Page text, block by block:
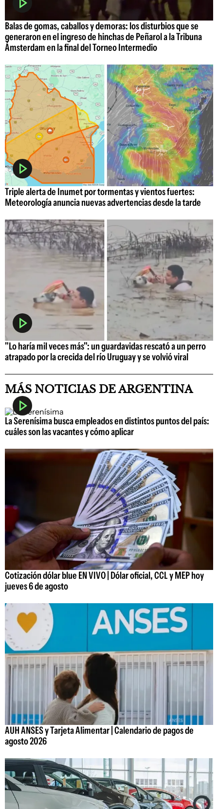
Balas de gomas, caballos y demoras: los disturbios que se
generaron en el ingreso de hinchas de Peñarol a la Tribuna
Ámsterdam en la final del Torneo Intermedio
Triple alerta de Inumet por tormentas y vientos fuertes:
Meteorología anuncia nuevas advertencias desde la tarde
"Lo haría mil veces más": un guardavidas rescató a un perro
atrapado por la crecida del río Uruguay y se volvió viral
MÁS NOTICIAS DE ARGENTINA
La Serenísima busca empleados en distintos puntos del país:
cuáles son las vacantes y cómo aplicar
Cotización dólar blue EN VIVO | Dólar oficial, CCL y MEP hoy
jueves 6 de agosto
AUH ANSES y Tarjeta Alimentar | Calendario de pagos de
agosto 2026